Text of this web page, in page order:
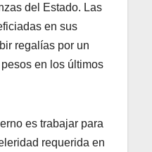
del Estado. Las
en sus
regalías por un
en los últimos
es trabajar para
requerida en